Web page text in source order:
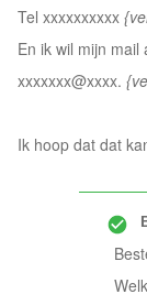
Tel xxxxxxxxxx
En ik wil mijn
xxxxxxx@xxxx.
Ik hoop dat dat